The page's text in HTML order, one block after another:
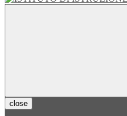
close